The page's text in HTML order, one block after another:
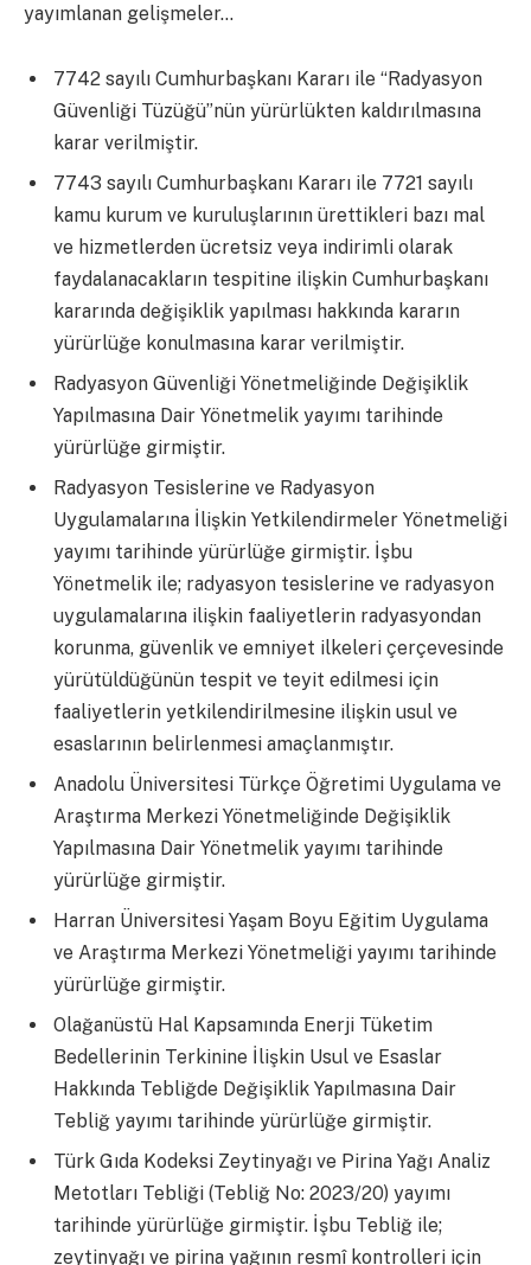
yayımlanan gelişmeler…
7742 sayılı Cumhurbaşkanı Kararı ile “Radyasyon
Güvenliği Tüzüğü”nün yürürlükten kaldırılmasına
karar verilmiştir.
7743 sayılı Cumhurbaşkanı Kararı ile 7721 sayılı
kamu kurum ve kuruluşlarının ürettikleri bazı mal
ve hizmetlerden ücretsiz veya indirimli olarak
faydalanacakların tespitine ilişkin Cumhurbaşkanı
kararında değişiklik yapılması hakkında kararın
yürürlüğe konulmasına karar verilmiştir.
Radyasyon Güvenliği Yönetmeliğinde Değişiklik
Yapılmasına Dair Yönetmelik yayımı tarihinde
yürürlüğe girmiştir.
Radyasyon Tesislerine ve Radyasyon
Uygulamalarına İlişkin Yetkilendirmeler Yönetmeliği
yayımı tarihinde yürürlüğe girmiştir. İşbu
Yönetmelik ile; radyasyon tesislerine ve radyasyon
uygulamalarına ilişkin faaliyetlerin radyasyondan
korunma, güvenlik ve emniyet ilkeleri çerçevesinde
yürütüldüğünün tespit ve teyit edilmesi için
faaliyetlerin yetkilendirilmesine ilişkin usul ve
esaslarının belirlenmesi amaçlanmıştır.
Anadolu Üniversitesi Türkçe Öğretimi Uygulama ve
Araştırma Merkezi Yönetmeliğinde Değişiklik
Yapılmasına Dair Yönetmelik yayımı tarihinde
yürürlüğe girmiştir.
Harran Üniversitesi Yaşam Boyu Eğitim Uygulama
ve Araştırma Merkezi Yönetmeliği yayımı tarihinde
yürürlüğe girmiştir.
Olağanüstü Hal Kapsamında Enerji Tüketim
Bedellerinin Terkinine İlişkin Usul ve Esaslar
Hakkında Tebliğde Değişiklik Yapılmasına Dair
Tebliğ yayımı tarihinde yürürlüğe girmiştir.
Türk Gıda Kodeksi Zeytinyağı ve Pirina Yağı Analiz
Metotları Tebliği (Tebliğ No: 2023/20) yayımı
tarihinde yürürlüğe girmiştir. İşbu Tebliğ ile;
zeytinyağı ve pirina yağının resmî kontrolleri için